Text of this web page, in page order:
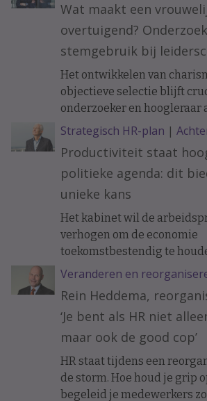
Wat maakt een
overtuigend?
stemgebruik bij
Het ontwikkelen van
objectieve selectie blijft
onderzoeker en hoogleraar
organisatiepsychologie
Strategisch HR-plan |
Productiviteit staat
politieke agenda: dit
unieke kans
Het kabinet wil de
verhogen om de economie
toekomstbestendig te
Tjerk Boonstra biedt de
Productiviteitsagenda HR
kans om een
innovatie, werkontwerp en
organisatieontwikkeling.
Veranderen en
Rein Heddema,
‘Je bent als HR niet
maar ook de good cop’
HR staat tijdens een
de storm. Hoe houd je grip
begeleid je medewerkers